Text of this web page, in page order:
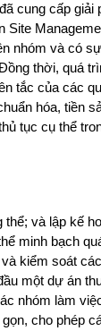
cung cấp giải
Site
nhóm và có
thời, quá
tắc của các
hóa, tiền
tục cụ thể
và lập kế
minh bạch
kiểm soát
một dự án
nhóm làm
cho phép